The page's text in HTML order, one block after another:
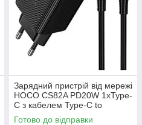
Зарядний пристрій від мережі
HOCO CS82A PD20W 1xType-
C з кабелем Type-C to
Lightning
Готово до відправки